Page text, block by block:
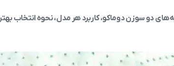
دو سوزن دوماکو، کاربرد هر مدل، نحوه انتخاب